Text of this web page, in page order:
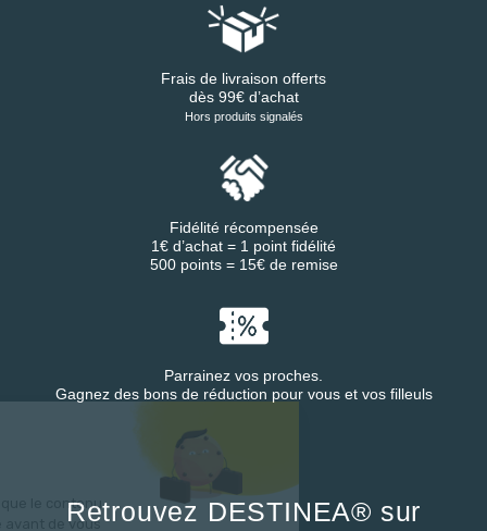
d'être sûrs que le contenu
vous intéresse avant de vous
Frais de livraison offerts
dès 99€ d’achat
Hors produits signalés
Fidélité récompensée
1€ d’achat = 1 point fidélité
500 points = 15€ de remise
Parrainez vos proches.
Gagnez des bons de réduction pour vous et vos filleuls
Retrouvez DESTINEA® sur